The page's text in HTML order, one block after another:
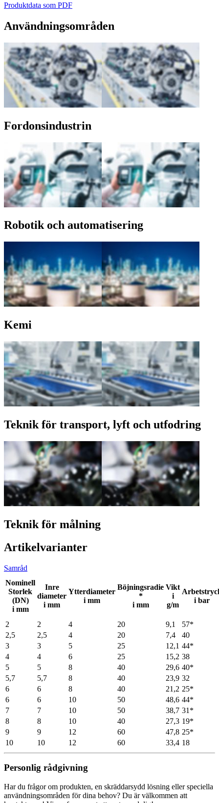
Produktdata som PDF
Användningsområden
Fordonsindustrin
Robotik och automatisering
Kemi
Teknik för transport, lyft och utfodring
Teknik för målning
Artikelvarianter
Samråd
Nominell
Storlek
(DN)
i mm
Inre
diameter
i mm
Ytterdiameter
i mm
Böjningsradie
*
i mm
Vikt
i
g/m
i bar
2 2 4 20 9,1
57*
2,5
2,5 4 20 7,4
40
3
3 5 25 12,1 44*
4
4 6 25 15,2 38
5
5 8 40 29,6 40*
5,7
5,7 8 40 23,9 32
6
6 8 40 21,2 25*
6
6 10 50 48,6 44*
7
7 10 50 38,7 31*
8
8 10 40 27,3 19*
9
9 12 60 47,8 25*
10
10 12 60 33,4 18
Personlig rådgivning
Har du frågor om produkten, en skräddarsydd lösning eller speciella
användningsområden för dina behov? Du är välkommen att